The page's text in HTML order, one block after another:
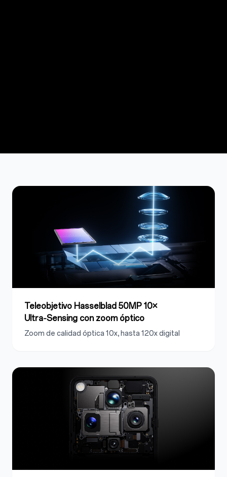
Teleobjetivo Hasselblad 50MP 10×
Ultra‑Sensing con zoom óptico
Zoom de calidad óptica 10x, hasta 120x digital